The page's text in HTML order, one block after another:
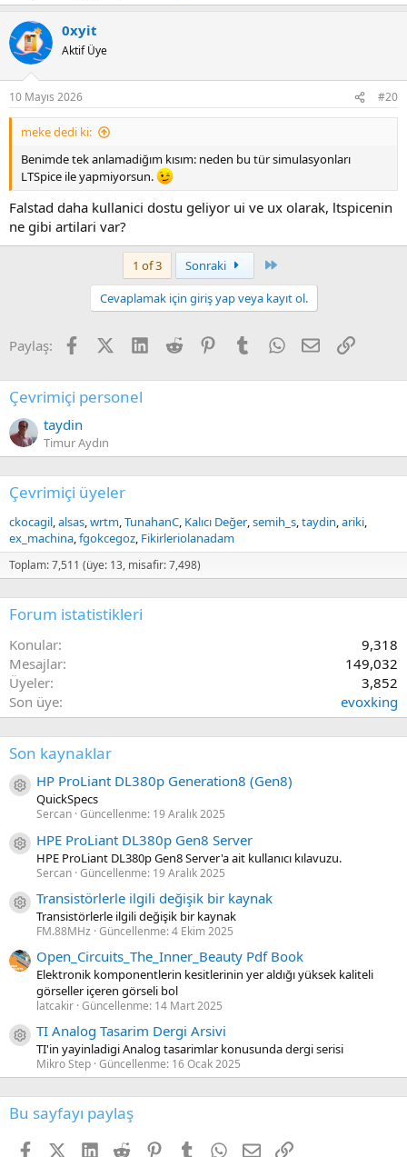
0xyit
Aktif Üye
10 Mayıs 2026 #20
meke dedi ki:
Benimde tek anlamadiğım kısım: neden bu tür simulasyonları
LTSpice ile yapmiyorsun.
Falstad daha kullanici dostu geliyor ui ve ux olarak, ltspicenin
ne gibi artilari var?
1 of 3 Sonraki
Cevaplamak için giriş yap veya kayıt ol.
Paylaş: FacebookX (Twitter)
LinkedIn
Reddit PinterestTumblrWhatsApp
E-postaLink
Çevrimiçi personel
taydin
Timur Aydın
Çevrimiçi üyeler
ckocagil alsas wrtm TunahanC Kalıcı Değer semih_s taydin ariki
ex_machina fgokcegoz Fikirleriolanadam
Toplam: 7,511 (üye: 13, misafir: 7,498)
Forum istatistikleri
Konular
9,318
Mesajlar
149,032
Üyeler
3,852
Son üye
evoxking
Son kaynaklar
Kaynak ikon/amblem
HP ProLiant DL380p Generation8 (Gen8)
QuickSpecs
Sercan Güncellenme: 19 Aralık 2025
Kaynak ikon/amblem
HPE ProLiant DL380p Gen8 Server
HPE ProLiant DL380p Gen8 Server'a ait kullanıcı kılavuzu.
Sercan Güncellenme: 19 Aralık 2025
Kaynak ikon/amblem
Transistörlerle ilgili değişik bir kaynak
Transistörlerle ilgili değişik bir kaynak
FM.88MHz Güncellenme:4 Ekim 2025
Open_Circuits_The_Inner_Beauty Pdf Book
Elektronik komponentlerin kesitlerinin yer aldığı yüksek kaliteli
görseller içeren görseli bol
latcakir Güncellenme: 14 Mart 2025
Kaynak ikon/amblem
TI Analog Tasarim Dergi Arsivi
TI'in yayinladigi Analog tasarimlar konusunda dergi serisi
Mikro Step Güncellenme: 16 Ocak 2025
Bu sayfayı paylaş
FacebookX (Twitter)
LinkedIn
Reddit PinterestTumblr WhatsApp
E-postaLink